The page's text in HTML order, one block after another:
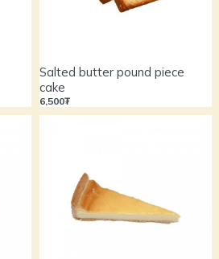
Salted butter pound piece
cake
6,500₮